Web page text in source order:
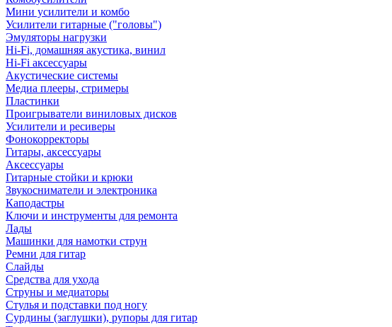
Мини усилители и комбо
Усилители гитарные ("головы")
Эмуляторы нагрузки
Hi-Fi, домашняя акустика, винил
Hi-Fi аксессуары
Акустические системы
Медиа плееры, стримеры
Пластинки
Проигрыватели виниловых дисков
Усилители и ресиверы
Фонокорректоры
Гитары, аксессуары
Аксессуары
Гитарные стойки и крюки
Звукосниматели и электроника
Каподастры
Ключи и инструменты для ремонта
Лады
Машинки для намотки струн
Ремни для гитар
Слайды
Средства для ухода
Струны и медиаторы
Стулья и подставки под ногу
Сурдины (заглушки), рупоры для гитар